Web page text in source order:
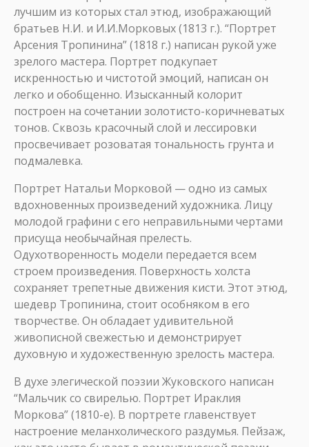
лучшим из которых стал этюд, изображающий
братьев Н.И. и И.И.Морковых (1813 г.). “Портрет
Арсения Тропинина” (1818 г.) написан рукой уже
зрелого мастера. Портрет подкупает
искренностью и чистотой эмоций, написан он
легко и обобщенно. Изысканный колорит
построен на сочетании золотисто-коричневатых
тонов. Сквозь красочный слой и лессировки
просвечивает розоватая тональность грунта и
подмалевка.
Портрет Натальи Морковой — одно из самых
вдохновенных произведений художника. Лицу
молодой графини с его неправильными чертами
присуща необычайная прелесть.
Одухотворенность модели передается всем
строем произведения. Поверхность холста
сохраняет трепетные движения кисти. Этот этюд,
шедевр Тропинина, стоит особняком в его
творчестве. Он обладает удивительной
живописной свежестью и демонстрирует
духовную и художественную зрелость мастера.
В духе элегической поэзии Жуковского написан
“Мальчик со свирелью. Портрет Ираклия
Моркова” (1810-е). В портрете главенствует
настроение меланхолического раздумья. Пейзаж,